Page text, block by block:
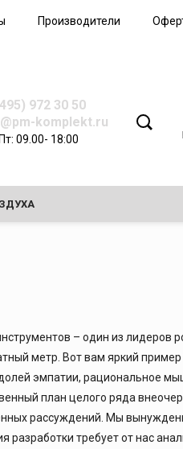
Производители
972 30 50
komplekt.ru
09.00- 18:00
для
– один из лидеров
метр. Вот вам яркий
эмпатии, рациональное
план целого ряда
рассуждений. Мы
разработки требует от нас